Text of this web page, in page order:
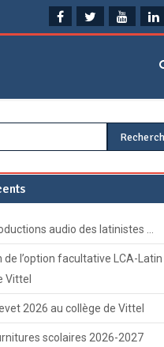
Rechercher :
audio des latinistes …
de l’option facultative LCA-Latin
Vittel
2026 au collège de Vittel
scolaires 2026-2027